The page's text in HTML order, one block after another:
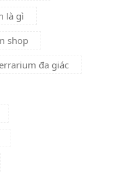
là gì
shop
đa giác